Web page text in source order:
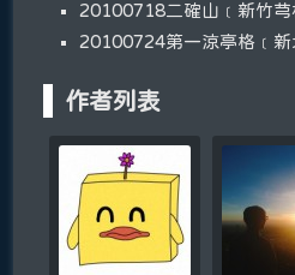
20100718二確山﹝新竹芎
20100724第一涼亭格﹝新
作者列表